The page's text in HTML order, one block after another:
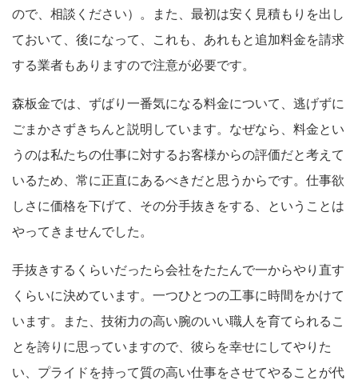
ので、相談ください）。また、最初は安く見積もりを出し
ておいて、後になって、これも、あれもと追加料金を請求
する業者もありますので注意が必要です。
森板金では、ずばり一番気になる料金について、逃げずに
ごまかさずきちんと説明しています。なぜなら、料金とい
うのは私たちの仕事に対するお客様からの評価だと考えて
いるため、常に正直にあるべきだと思うからです。仕事欲
しさに価格を下げて、その分手抜きをする、ということは
やってきませんでした。
手抜きするくらいだったら会社をたたんで一からやり直す
くらいに決めています。一つひとつの工事に時間をかけて
います。また、技術力の高い腕のいい職人を育てられるこ
とを誇りに思っていますので、彼らを幸せにしてやりた
い、プライドを持って質の高い仕事をさせてやることが代